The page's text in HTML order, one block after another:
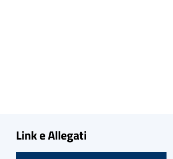
Link e Allegati